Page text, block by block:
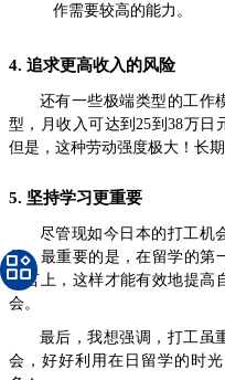
作需要较高的能力。
4. 追求更高收入的风险
还有一些极端类型的工作
型，月收入可达到25到38万日
但是，这种劳动强度极大！长
5. 坚持学习更重要
尽管现如今日本的打工机
前。最重要的是，在留学的第
语言上，这样才能有效地提高
会。
最后，我想强调，打工虽
会，好好利用在日留学的时